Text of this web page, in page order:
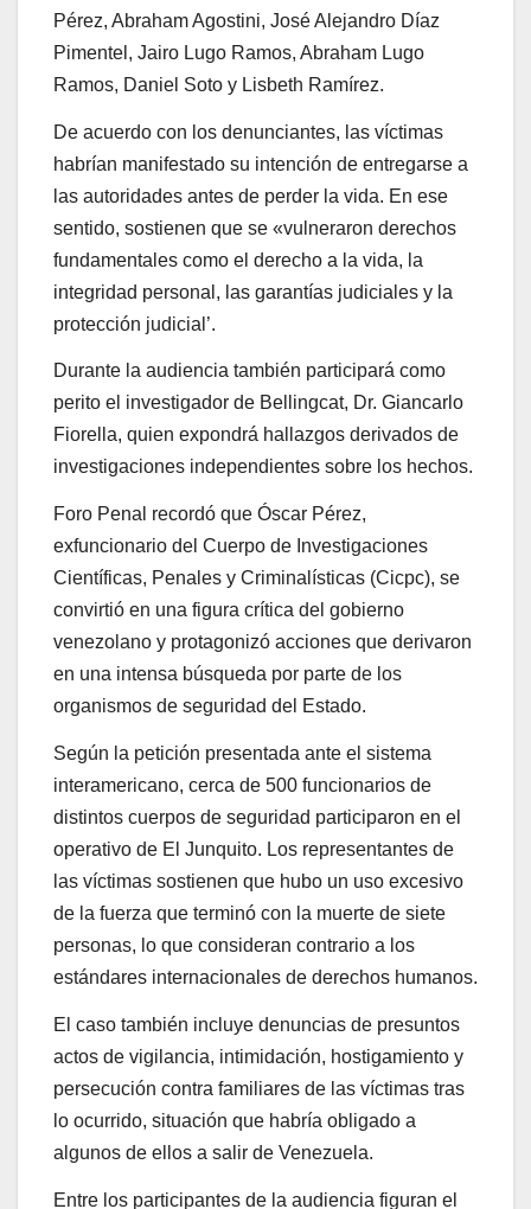
Pérez, Abraham Agostini, José Alejandro Díaz
Pimentel, Jairo Lugo Ramos, Abraham Lugo
Ramos, Daniel Soto y Lisbeth Ramírez.
De acuerdo con los denunciantes, las víctimas
habrían manifestado su intención de entregarse a
las autoridades antes de perder la vida. En ese
sentido, sostienen que se «vulneraron derechos
fundamentales como el derecho a la vida, la
integridad personal, las garantías judiciales y la
protección judicial’.
Durante la audiencia también participará como
perito el investigador de Bellingcat, Dr. Giancarlo
Fiorella, quien expondrá hallazgos derivados de
investigaciones independientes sobre los hechos.
Foro Penal recordó que Óscar Pérez,
exfuncionario del Cuerpo de Investigaciones
Científicas, Penales y Criminalísticas (Cicpc), se
convirtió en una figura crítica del gobierno
venezolano y protagonizó acciones que derivaron
en una intensa búsqueda por parte de los
organismos de seguridad del Estado.
Según la petición presentada ante el sistema
interamericano, cerca de 500 funcionarios de
distintos cuerpos de seguridad participaron en el
operativo de El Junquito. Los representantes de
las víctimas sostienen que hubo un uso excesivo
de la fuerza que terminó con la muerte de siete
personas, lo que consideran contrario a los
estándares internacionales de derechos humanos.
El caso también incluye denuncias de presuntos
actos de vigilancia, intimidación, hostigamiento y
persecución contra familiares de las víctimas tras
lo ocurrido, situación que habría obligado a
algunos de ellos a salir de Venezuela.
Entre los participantes de la audiencia figuran el